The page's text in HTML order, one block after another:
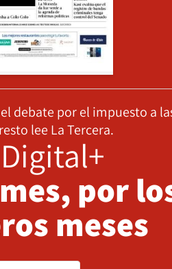
debate por el impuesto a
lee La Tercera.
por
meses